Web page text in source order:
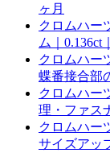
ヶ月
クロムハー
ム｜0.136ct
クロムハー
蝶番接合部
クロムハー
理・ファス
クロムハー
サイズアッ